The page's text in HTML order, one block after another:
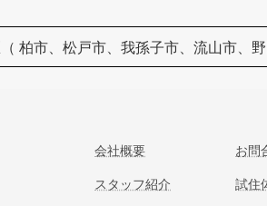
柏市、松戸市、我孫子市、流山市、
会社概要
スタッフ紹介
お問
試住